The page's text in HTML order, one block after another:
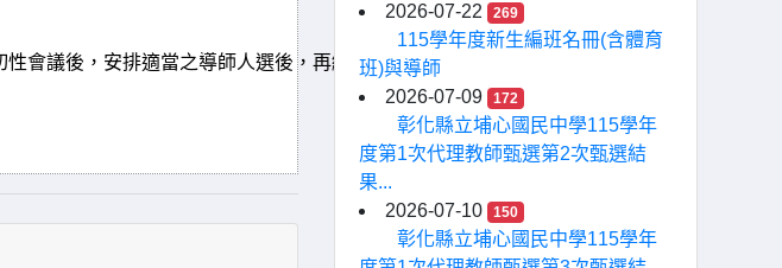
性會議後，安排適當之導師人選後，再編入班級名冊當中，也請家
2026-07-22
269
115學年度新生編班名冊(含體育
班)與導師
2026-07-09
172
彰化縣立埔心國民中學115學年
度第1次代理教師甄選第2次甄選結
果...
2026-07-10
150
彰化縣立埔心國民中學115學年